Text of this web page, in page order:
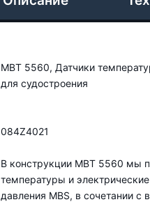
MBT 5560, Датчики
для судостроения
084Z4021
В конструкции MBT 5560 мы
температуры и
давления MBS, в сочетании